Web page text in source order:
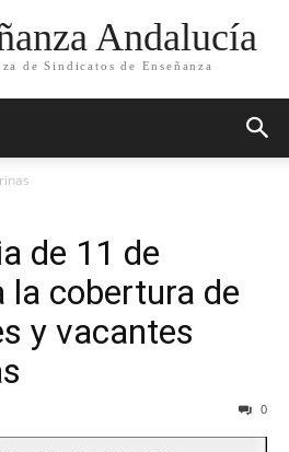
Andalucía
de Sindicatos de Enseñanza
de 11 de
la cobertura de
y vacantes
0